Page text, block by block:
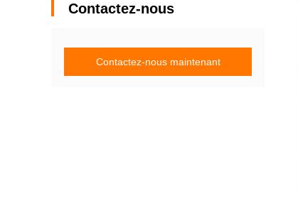
Contactez-nous
Contactez-nous maintenant